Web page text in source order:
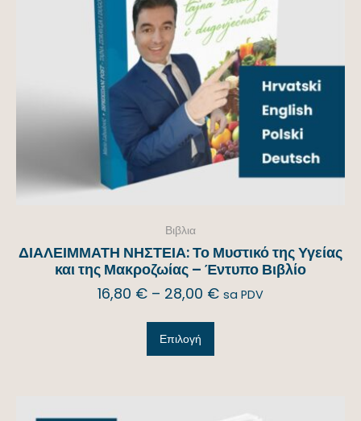
Βιβλια
ΔΙΑΛΕΙΜΜΑΤΗ ΝΗΣΤΕΙΑ: Το Μυστικό της Υγείας
και της Μακροζωίας – Έντυπο Βιβλίο
16,80 € – 28,00 € sa PDV
Επιλογή